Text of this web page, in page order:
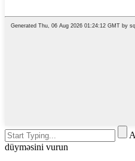
düyməsini vurun